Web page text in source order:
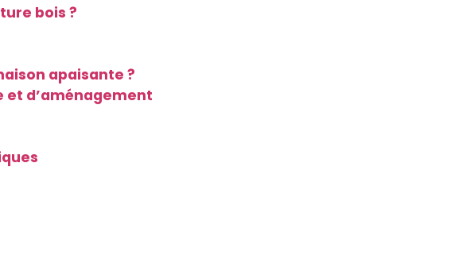
bois ?
apaisante ?
et d’aménagement